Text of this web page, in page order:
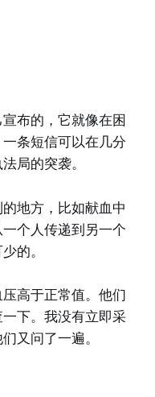
布的，它就像在困
条短信可以在几分
局的突袭。
地方，比如献血中
个人传递到另一个
的。
高于正常值。他们
下。我没有立即采
又问了一遍。